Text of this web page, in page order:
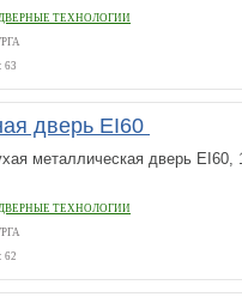
ТЕХНОЛОГИИ
дверь EI60
металлическая дверь EI60,
ТЕХНОЛОГИИ